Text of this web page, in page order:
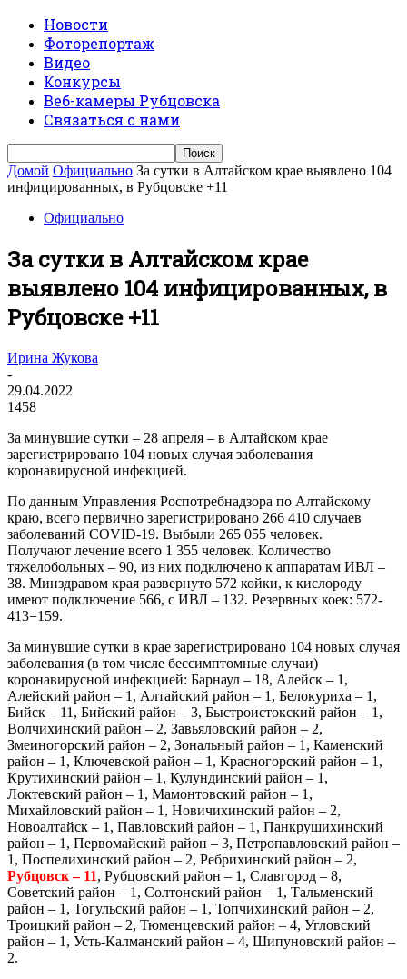
Новости
Фоторепортаж
Видео
Конкурсы
Веб-камеры Рубцовска
Связаться с нами
Домой Официально За сутки в Алтайском крае выявлено 104
инфицированных, в Рубцовске +11
Официально
За сутки в Алтайском крае
выявлено 104 инфицированных, в
Рубцовске +11
Ирина Жукова
-
29.04.2022
1458
За минувшие сутки – 28 апреля – в Алтайском крае
зарегистрировано 104 новых случая заболевания
коронавирусной инфекцией.
По данным Управления Роспотребнадзора по Алтайскому
краю, всего первично зарегистрировано 266 410 случаев
заболеваний COVID-19. Выбыли 265 055 человек.
Получают лечение всего 1 355 человек. Количество
тяжелобольных – 90, из них подключено к аппаратам ИВЛ –
38. Минздравом края развернуто 572 койки, к кислороду
имеют подключение 566, с ИВЛ – 132. Резервных коек: 572-
413=159.
За минувшие сутки в крае зарегистрировано 104 новых случая
заболевания (в том числе бессимптомные случаи)
коронавирусной инфекцией: Барнаул – 18, Алейск – 1,
Алейский район – 1, Алтайский район – 1, Белокуриха – 1,
Бийск – 11, Бийский район – 3, Быстроистокский район – 1,
Волчихинский район – 2, Завьяловский район – 2,
Змеиногорский район – 2, Зональный район – 1, Каменский
район – 1, Ключевской район – 1, Красногорский район – 1,
Крутихинский район – 1, Кулундинский район – 1,
Локтевский район – 1, Мамонтовский район – 1,
Михайловский район – 1, Новичихинский район – 2,
Новоалтайск – 1, Павловский район – 1, Панкрушихинский
район – 1, Первомайский район – 3, Петропавловский район –
1, Поспелихинский район – 2, Ребрихинский район – 2,
Рубцовск – 11, Рубцовский район – 1, Славгород – 8,
Советский район – 1, Солтонский район – 1, Тальменский
район – 1, Тогульский район – 1, Топчихинский район – 2,
Троицкий район – 2, Тюменцевский район – 4, Угловский
район – 1, Усть-Калманский район – 4, Шипуновский район –
2.